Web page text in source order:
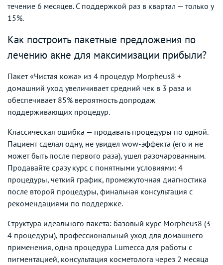
течение 6 месяцев. С поддержкой раз в квартал — только у
15%.
Как построить пакетные предложения по
лечению акне для максимизации прибыли?
Пакет «Чистая кожа» из 4 процедур Morpheus8 +
домашний уход увеличивает средний чек в 3 раза и
обеспечивает 85% вероятность допродаж
поддерживающих процедур.
Классическая ошибка — продавать процедуры по одной.
Пациент сделал одну, не увидел wow-эффекта (его и не
может быть после первого раза), ушел разочарованным.
Продавайте сразу курс с понятными условиями: 4
процедуры, четкий график, промежуточная диагностика
после второй процедуры, финальная консультация с
рекомендациями по поддержке.
Структура идеального пакета: базовый курс Morpheus8 (3-
4 процедуры), профессиональный уход для домашнего
применения, одна процедура Lumecca для работы с
пигментацией, консультация косметолога через 2 месяца